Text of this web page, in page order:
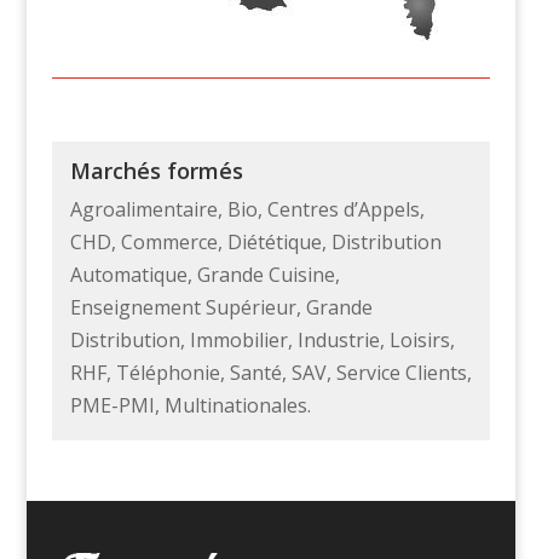
Marchés formés
Agroalimentaire, Bio, Centres d’Appels,
CHD, Commerce, Diététique, Distribution
Automatique, Grande Cuisine,
Enseignement Supérieur, Grande
Distribution, Immobilier, Industrie, Loisirs,
RHF, Téléphonie, Santé, SAV, Service Clients,
PME-PMI, Multinationales.